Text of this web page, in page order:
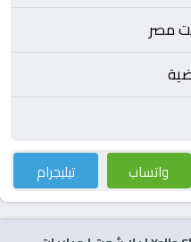
واتساب تيليجرام